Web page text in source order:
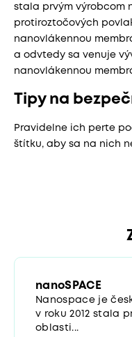
stala prvým výrobcom
protiroztočových
nanovlákennou
a odvtedy sa venuje
nanovlákennou
Tipy na
Pravidelne ich perte
štítku, aby sa na nich
nanoSPACE
Nanospace je
v roku 2012 stala
oblasti...